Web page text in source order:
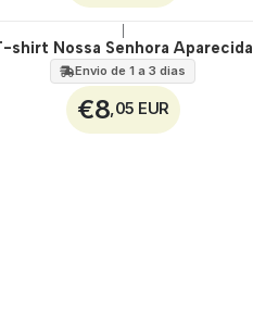
shirt Nossa Senhora Aparecida
Envio de 1 a 3 dias
€8 ,05 EUR